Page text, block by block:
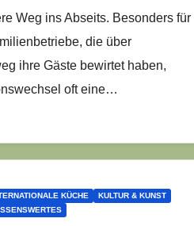
Weg ins Abseits. Besonders für
die über
ihre Gäste bewirtet haben,
oft eine…
KÜCHE
KULTUR & KUNST